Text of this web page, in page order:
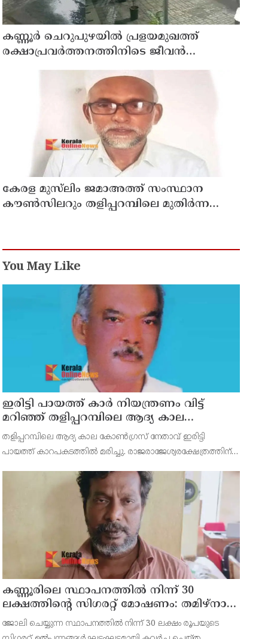
കണ്ണൂർ ചെറുപുഴയിൽ പ്രളയമുഖത്ത്
രക്ഷാപ്രവർത്തനത്തിനിടെ ജീവൻ
നഷ്ടപ്പെട്ട ആർ. രാജേഷിൻ്റെ ഭൗതിക
ശരീരത്തോട് അനാദരവ് കാണിച്ചതായി
കേരള മുസ്‌ലിം ജമാഅത്ത് സംസ്ഥാന
കൗൺസിലറും തളിപ്പറമ്പിലെ മുതിർന്ന
You May Like
ഇരിട്ടി പായത്ത് കാർ നിയന്ത്രണം വിട്ട്
മറിഞ്ഞ് തളിപ്പറമ്പിലെ ആദ്യ കാല
കോണ്‍ഗ്രസ് നേതാവ് മരിച്ചു
തളിപ്പറമ്പിലെ ആദ്യ കാല കോണ്‍ഗ്രസ് നേതാവ് ഇരിട്ടി
പായത്ത് കാറപകടത്തില്‍ മരിച്ചു. രാജരാജേശ്വരക്ഷേത്രത്തിന്
എം.കെ.കേശവനാ(74)ണ് മരിച്ചത്.
കണ്ണൂരിലെ സ്ഥാപനത്തിൽ നിന്ന് 30
ലക്ഷത്തിന്റെ സിഗരറ്റ് മോഷണം: തമിഴ്‌നാട്
സ്വദേശിയായ സെയിൽസ്മാൻ
തെങ്കാശിയിൽ പിടിയിൽ
ജോലി ചെയ്യുന്ന സ്ഥാപനത്തിൽ നിന്ന് 30 ലക്ഷം രൂപയുടെ